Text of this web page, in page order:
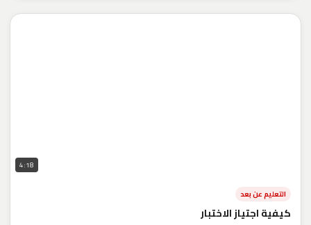
4:18
التعليم عن بعد
كيفية اجتياز الاختبار